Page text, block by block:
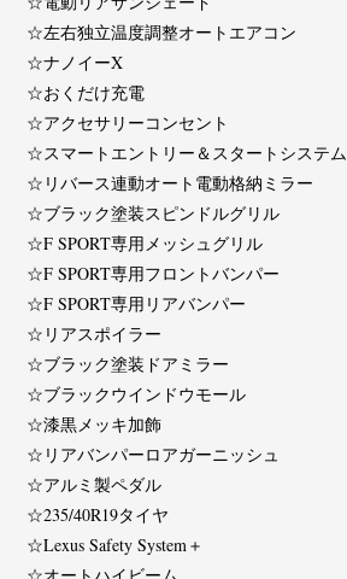
☆左右独立温度調整オートエアコン
☆ナノイーX
☆おくだけ充電
☆アクセサリーコンセント
☆スマートエントリー＆スタートシステム
☆リバース連動オート電動格納ミラー
☆ブラック塗装スピンドルグリル
☆F SPORT専用メッシュグリル
☆F SPORT専用フロントバンパー
☆F SPORT専用リアバンパー
☆リアスポイラー
☆ブラック塗装ドアミラー
☆ブラックウインドウモール
☆漆黒メッキ加飾
☆リアバンパーロアガーニッシュ
☆アルミ製ペダル
☆235/40R19タイヤ
☆Lexus Safety System＋